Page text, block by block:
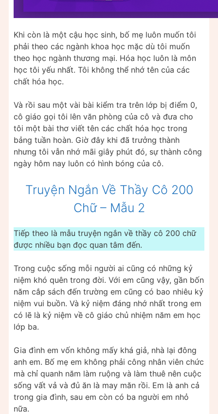
Khi còn là một cậu học sinh, bố mẹ luôn muốn tôi
phải theo các ngành khoa học mặc dù tôi muốn
theo học ngành thương mại. Hóa học luôn là môn
học tôi yếu nhất. Tôi không thể nhớ tên của các
chất hóa học.
Và rồi sau một vài bài kiểm tra trên lớp bị điểm 0,
cô giáo gọi tôi lên văn phòng của cô và đưa cho
tôi một bài thơ viết tên các chất hóa học trong
bảng tuần hoàn. Giờ đây khi đã trưởng thành
nhưng tôi vẫn nhớ mãi giây phút đó, sự thành công
ngày hôm nay luôn có hình bóng của cô.
Truyện Ngắn Về Thầy Cô 200
Chữ – Mẫu 2
Tiếp theo là mẫu truyện ngắn về thầy cô 200 chữ
được nhiều bạn đọc quan tâm đến.
Trong cuộc sống mỗi người ai cũng có những kỷ
niệm khó quên trong đời. Với em cũng vậy, gần bốn
năm cắp sách đến trường em cũng có bao nhiêu kỷ
niệm vui buồn. Và kỷ niệm đáng nhớ nhất trong em
có lẽ là kỷ niệm về cô giáo chủ nhiệm năm em học
lớp ba.
Gia đình em vốn không mấy khá giả, nhà lại đông
anh em. Bố mẹ em không phải công nhân viên chức
mà chỉ quanh năm làm ruộng và làm thuê nên cuộc
sống vất vả và đủ ăn là may măn rồi. Em là anh cả
trong gia đình, sau em còn có ba người em nhỏ
nữa.